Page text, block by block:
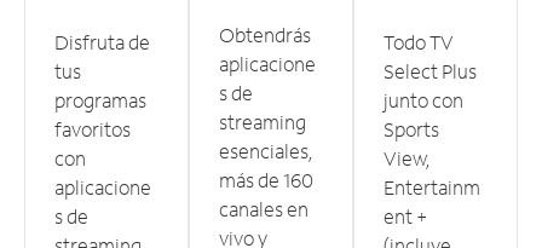
Disfruta de
tus
programas
favoritos
con
aplicacione
s de
Obtendrás
aplicacione
s de
streaming
esenciales,
más de 160
canales en
vivo y
Todo TV
Select Plus
junto con
Sports
View,
Entertainm
ent +